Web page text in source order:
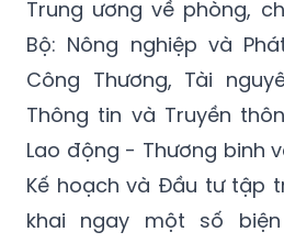
Nam, Quảng Ngãi, Bình
Hòa, Ninh Thuận, Bình
Trung ương về phòng,
Bộ: Nông nghiệp và
Công Thương, Tài
Thông tin và Truyền
Lao động - Thương binh